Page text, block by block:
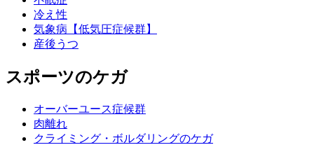
冷え性
気象病【低気圧症候群】
産後うつ
スポーツのケガ
オーバーユース症候群
肉離れ
クライミング・ボルダリングのケガ